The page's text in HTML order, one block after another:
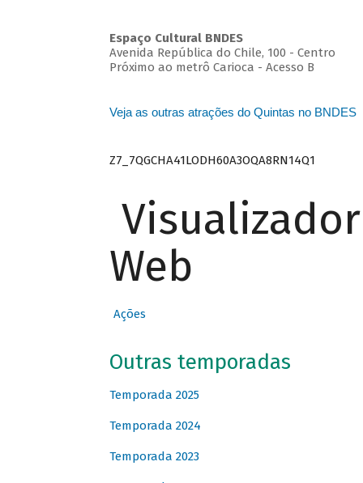
Espaço Cultural BNDES
Avenida República do Chile, 100 - Centro
Próximo ao metrô Carioca - Acesso B
Veja as outras atrações do Quintas no BNDES
Z7_7QGCHA41LODH60A3OQA8RN14Q1
Web
Ações
Outras temporadas
Temporada 2025
Temporada 2024
Temporada 2023